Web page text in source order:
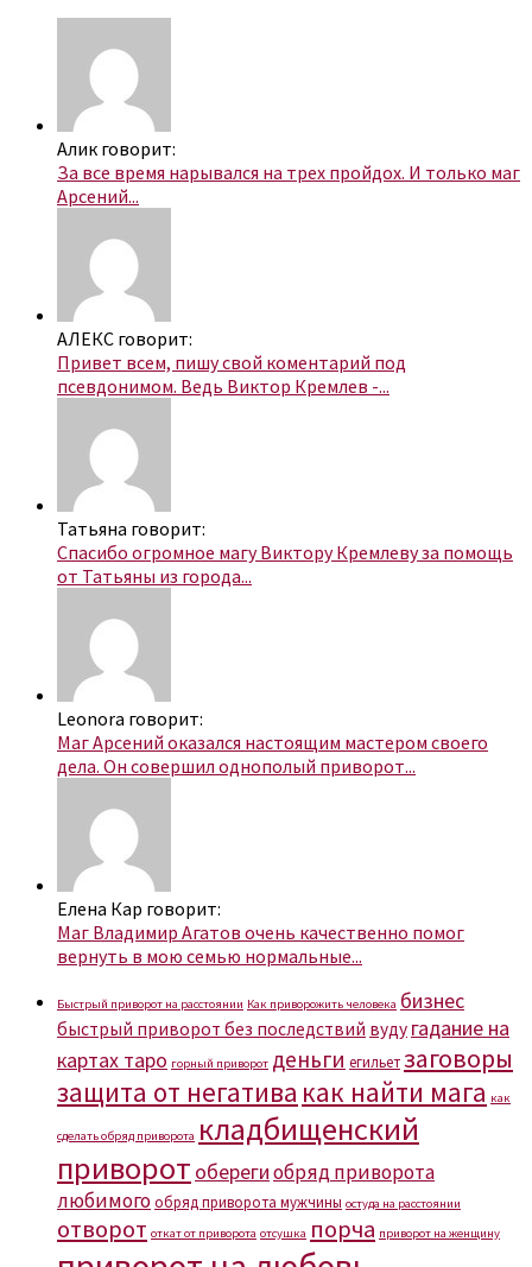
Алик говорит:
За все время нарывался на трех пройдох. И только маг
Арсений...
АЛЕКС говорит:
Привет всем, пишу свой коментарий под
псевдонимом. Ведь Виктор Кремлев -...
Татьяна говорит:
Спасибо огромное магу Виктору Кремлеву за помощь
от Татьяны из города...
Leonora говорит:
Маг Арсений оказался настоящим мастером своего
дела. Он совершил однополый приворот...
Елена Кар говорит:
Маг Владимир Агатов очень качественно помог
вернуть в мою семью нормальные...
Быстрый приворот на расстоянии Как приворожить человека бизнес
быстрый приворот без последствий вуду гадание на
картах таро горный приворот деньги егильетзаговоры
защита от негатива как найти мага как
сделать обряд приворота кладбищенский
приворот оберегиобряд приворота
любимогообряд приворота мужчины остуда на расстоянии
отворот откат от приворота отсушка порча приворот на женщину